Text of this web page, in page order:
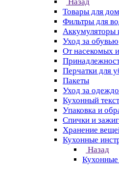
Товары для
Фильтры для
Аккумуляторы
Уход за обувью
От насекомых
Перчатки для
Пакеты
Уход за
Кухонный
Упаковка и
Спички и
Хранение
Кухонные
Назад
Кухонные